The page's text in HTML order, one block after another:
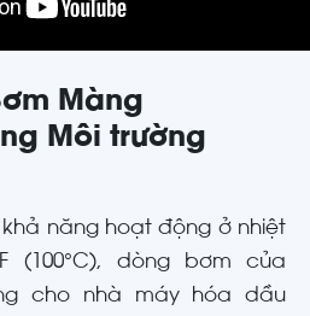
Màng
Môi trường
năng hoạt động ở nhiệt
(100°C), dòng bơm của
cho nhà máy hóa dầu